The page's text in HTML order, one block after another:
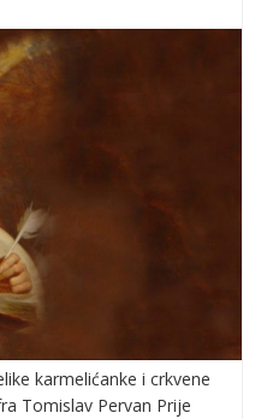
karmelićanke i crkvene
Tomislav Pervan Prije